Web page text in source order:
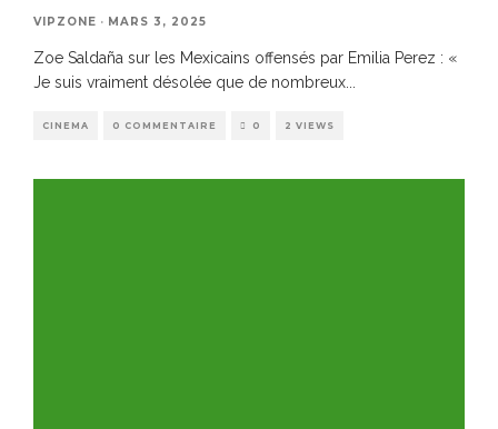
VIPZONE · MARS 3, 2025
Zoe Saldaña sur les Mexicains offensés par Emilia Perez : «
Je suis vraiment désolée que de nombreux...
CINEMA 0 COMMENTAIRE 0 2 VIEWS